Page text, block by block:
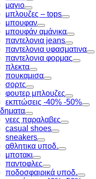
Toggle
μαγιο
Toggle
μπλουζες – tops
Toggle
μπουφαν
Toggle
μπουφάν αμάνικα
Toggle
παντελονια jeans
Toggle
παντελονια υφασματινα
παντελονια φορμας
Toggle
πλεκτα
Toggle
πουκαμισα
Toggle
σορτς
Toggle
φουτερ μπλουζες
Toggle
εκπτώσεις -40% -50%
Toggle
νεες παραλαβες
Toggle
casual shoes
Toggle
sneakers
Toggle
αθλητικα υποδ.
Toggle
μποτακι
Toggle
παντοφλες
Toggle
ποδοσφαιρικά υποδ.